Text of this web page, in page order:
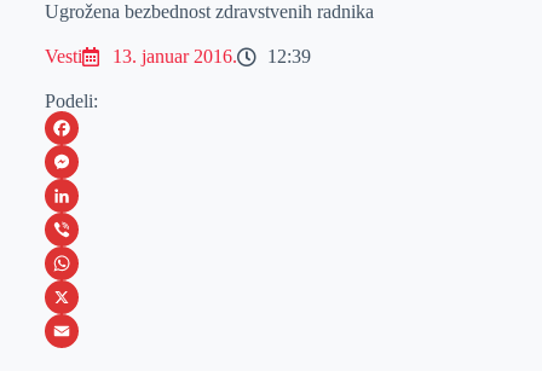
Ugrožena bezbednost zdravstvenih radnika
Vesti 13. januar 2016. 12:39
Podeli:
F
a
c
e
b
o
M
e
s
s
e
L
i
n
k
V
i
b
W
h
X